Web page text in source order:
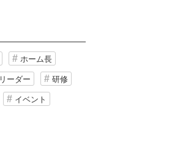
ホーム長
リーダー 研修
イベント